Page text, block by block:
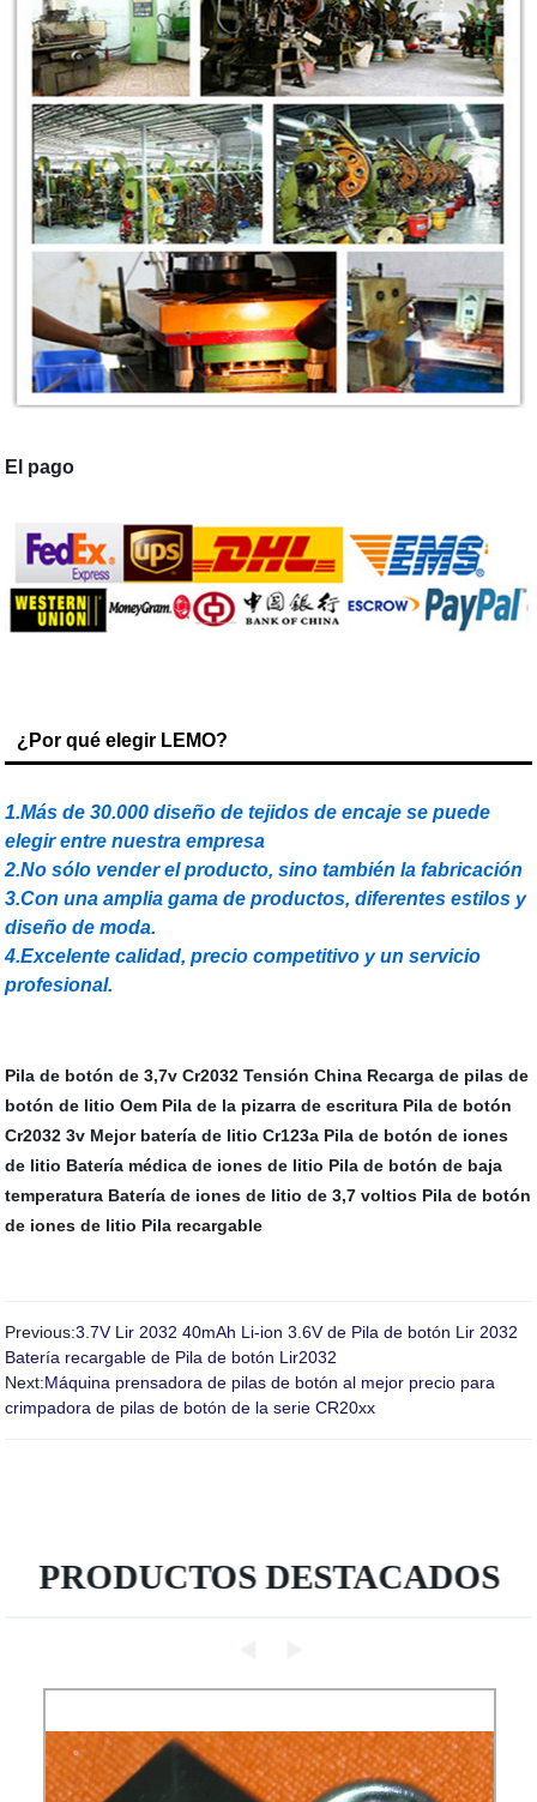
El pago
¿Por qué elegir LEMO?
1.Más de 30.000 diseño de tejidos de encaje se puede
elegir entre nuestra empresa
2.No sólo vender el producto, sino también la fabricación
3.Con una amplia gama de productos, diferentes estilos y
diseño de moda.
4.Excelente calidad, precio competitivo y un servicio
profesional.
Pila de botón de 3,7v Cr2032 Tensión China Recarga de pilas de
botón de litio Oem Pila de la pizarra de escritura Pila de botón
Cr2032 3v Mejor batería de litio Cr123a Pila de botón de iones
de litio Batería médica de iones de litio Pila de botón de baja
temperatura Batería de iones de litio de 3,7 voltios Pila de botón
de iones de litio Pila recargable
Previous:3.7V Lir 2032 40mAh Li-ion 3.6V de Pila de botón Lir 2032
Batería recargable de Pila de botón Lir2032
Next:Máquina prensadora de pilas de botón al mejor precio para
crimpadora de pilas de botón de la serie CR20xx
PRODUCTOS DESTACADOS